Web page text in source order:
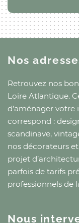
Nos
Retrouvez nos
Loire Atlantique.
d’aménager votre
correspond :
scandinave,
nos décorateurs
projet
parfois de tarifs
professionnels de
Nous